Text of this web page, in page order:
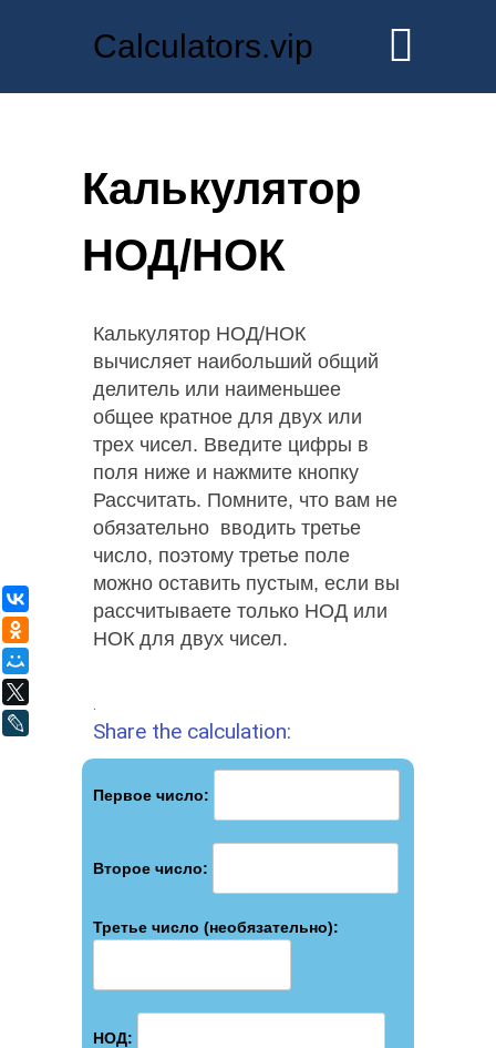
Calculators.vip
Калькулятор
НОД/НОК
Калькулятор НОД/НОК
вычисляет наибольший общий
делитель или наименьшее
общее кратное для двух или
трех чисел. Введите цифры в
поля ниже и нажмите кнопку
Рассчитать. Помните, что вам не
обязательно вводить третье
число, поэтому третье поле
можно оставить пустым, если вы
рассчитываете только НОД или
НОК для двух чисел.
Share the calculation:
Первое число:
Второе число:
Третье число (необязательно):
НОД:
Одноклассники
LiveJournal